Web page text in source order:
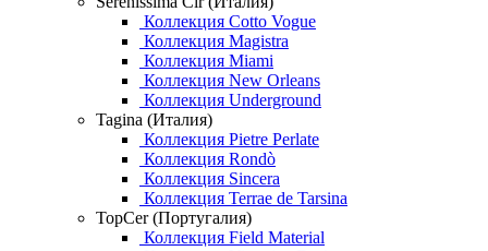
Коллекция Cotto Vogue
Коллекция Magistra
Коллекция Miami
Коллекция New Orleans
Коллекция Underground
Tagina (Италия)
Коллекция Pietre Perlate
Коллекция Rondò
Коллекция Sincera
Коллекция Terrae de Tarsina
TopCer (Португалия)
Коллекция Field Material